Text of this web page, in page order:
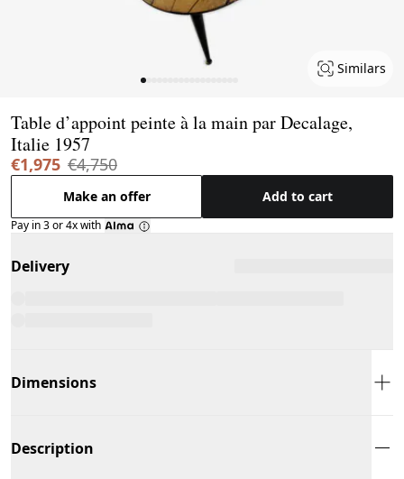
Similars
Table d’appoint peinte à la main par Decalage,
Italie 1957
€1,975 €4,750
Make an offer Add to cart
Pay in 3 or 4x with
Delivery
Dimensions
Description